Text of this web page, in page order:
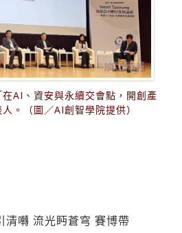
AI、資安與永續交會點，開創產
。（圖／AI創智學院提供）
清囀 流光眄蒼穹 賽博帶